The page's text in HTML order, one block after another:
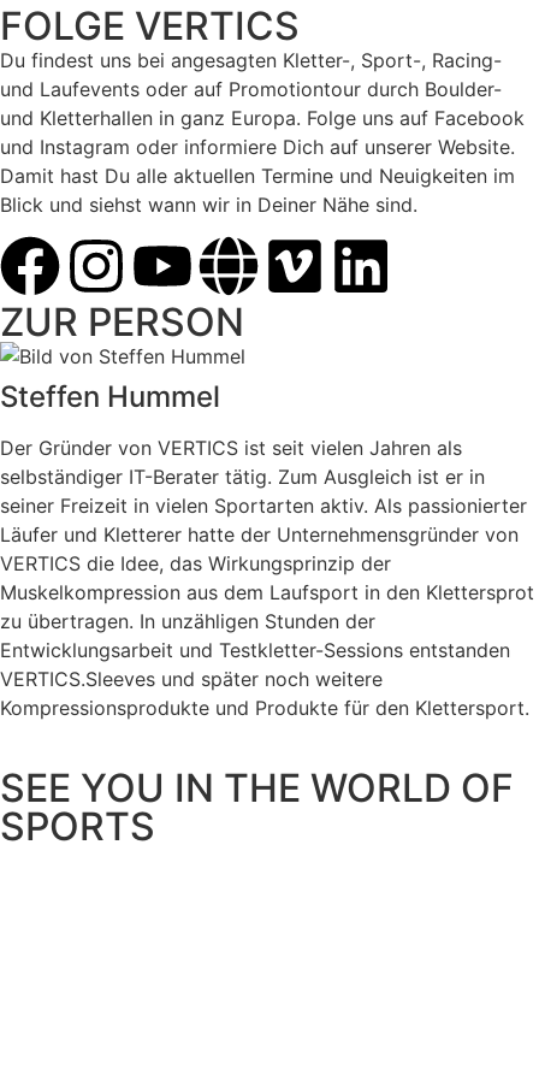
FOLGE VERTICS
Du findest uns bei angesagten Kletter-, Sport-, Racing-
und Laufevents oder auf Promotiontour durch Boulder-
und Kletterhallen in ganz Europa. Folge uns auf Facebook
und Instagram oder informiere Dich auf unserer Website.
Damit hast Du alle aktuellen Termine und Neuigkeiten im
Blick und siehst wann wir in Deiner Nähe sind.
ZUR PERSON
Steffen Hummel
Der Gründer von VERTICS ist seit vielen Jahren als
selbständiger IT-Berater tätig. Zum Ausgleich ist er in
seiner Freizeit in vielen Sportarten aktiv. Als passionierter
Läufer und Kletterer hatte der Unternehmensgründer von
VERTICS die Idee, das Wirkungsprinzip der
Muskelkompression aus dem Laufsport in den Klettersprot
zu übertragen. In unzähligen Stunden der
Entwicklungsarbeit und Testkletter-Sessions entstanden
VERTICS.Sleeves und später noch weitere
Kompressionsprodukte und Produkte für den Klettersport.
SEE YOU IN THE WORLD OF
SPORTS